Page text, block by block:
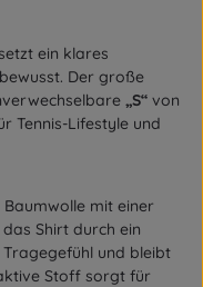
ein klares
Der große
„S“ von
Tennis-Lifestyle und
mit einer
Shirt durch ein
und bleibt
Stoff sorgt für